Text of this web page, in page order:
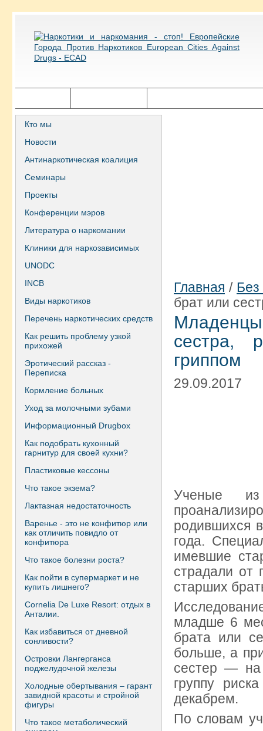
Кто мы
Новости
Антинаркотическая коалиция
Семинары
Проекты
Конференции мэров
Литература о наркомании
Клиники для наркозависимых
UNODC
INCB
Виды наркотиков
Перечень наркотических средств
Как решить проблему узкой
прихожей
Эротический рассказ -
Переписка
Кормление больных
Уход за молочными зубами
Информационный Drugbox
Как подобрать кухонный
гарнитур для своей кухни?
Пластиковые кессоны
Что такое экзема?
Лактазная недостаточность
Варенье - это не конфитюр или
как отличить повидло от
конфитюра
Что такое болезни роста?
Как пойти в супермаркет и не
купить лишнего?
Сornelia De Luxe Resort: отдых в
Анталии.
Как избавиться от дневной
сонливости?
Островки Лангерганса
поджелудочной железы
Холодные обертывания – гарант
завидной красоты и стройной
фигуры
Что такое метаболический
Главная / Без
брат или
сестра,
гриппом
29.09.2017
Ученые из
родившихся
года.
имевшие
страдали от
старших
младше 6
брата или
больше, а
сестер — на
группу
декабрем.
По словам